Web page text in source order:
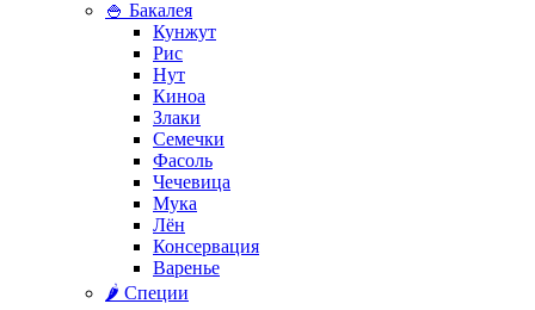
🍚 Бакалея
Кунжут
Рис
Нут
Киноа
Злаки
Семечки
Фасоль
Чечевица
Мука
Лён
Консервация
Варенье
🌶️ Специи